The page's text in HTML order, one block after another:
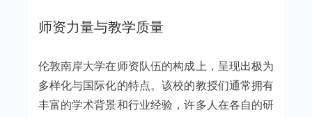
师资力量与教学质量
伦敦南岸大学在师资队伍的构成上，呈现出极为
多样化与国际化的特点。该校的教授们通常拥有
丰富的学术背景和行业经验，许多人在各自的研